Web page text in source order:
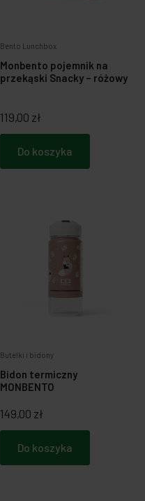
Bento Lunchbox
Monbento pojemnik na
przekąski Snacky – różowy
119,00 zł
Do koszyka
Butelki i bidony
Bidon termiczny
MONBENTO
149,00 zł
Do koszyka